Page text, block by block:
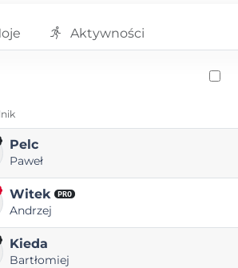
Aktywności
Pelc
Paweł
Witek PRO
Andrzej
Kieda
Bartłomiej